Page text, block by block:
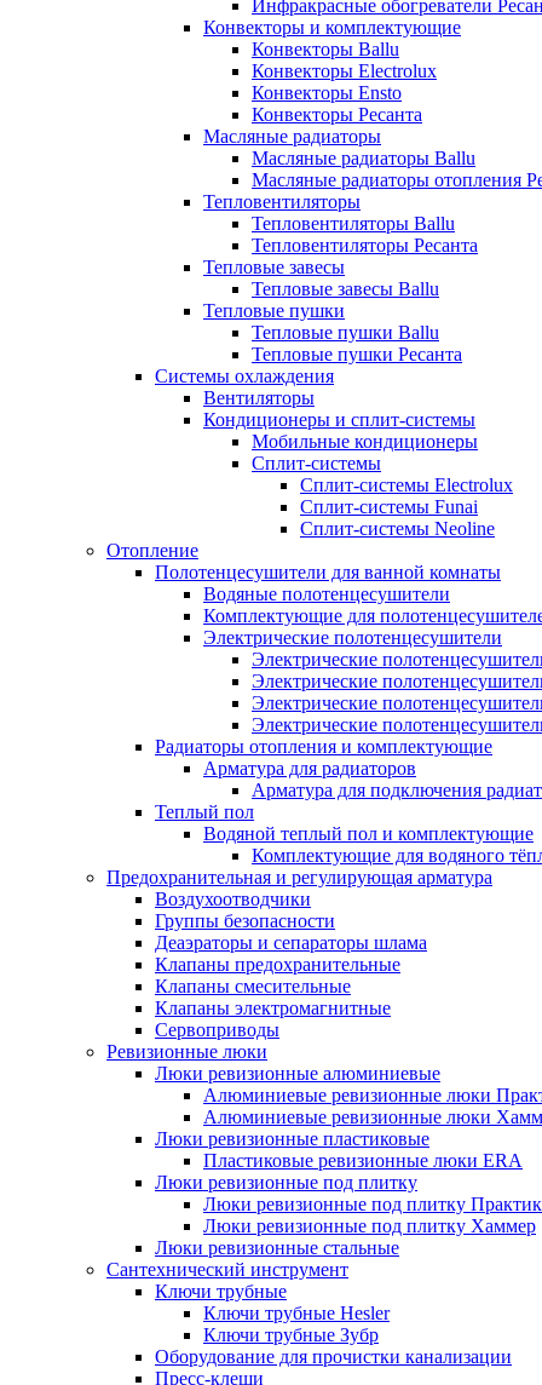
Инфракрасные обогреватели
Конвекторы и комплектующие
Конвекторы Ballu
Конвекторы Electrolux
Конвекторы Ensto
Конвекторы Ресанта
Масляные радиаторы
Масляные радиаторы Ballu
Масляные радиаторы отопления
Тепловентиляторы
Тепловентиляторы Ballu
Тепловентиляторы Ресанта
Тепловые завесы
Тепловые завесы Ballu
Тепловые пушки
Тепловые пушки Ballu
Тепловые пушки Ресанта
Системы охлаждения
Вентиляторы
Кондиционеры и сплит-системы
Мобильные кондиционеры
Сплит-системы
Сплит-системы Electrolux
Сплит-системы Funai
Сплит-системы Neoline
Отопление
Полотенцесушители для ванной комнаты
Водяные полотенцесушители
Комплектующие для
Электрические полотенцесушители
Электрические
Электрические
Электрические
Электрические
Радиаторы отопления и комплектующие
Арматура для радиаторов
Арматура для подключения
Теплый пол
Водяной теплый пол и комплектующие
Комплектующие для водяного
Предохранительная и регулирующая арматура
Воздухоотводчики
Группы безопасности
Деаэраторы и сепараторы шлама
Клапаны предохранительные
Клапаны смесительные
Клапаны электромагнитные
Сервоприводы
Ревизионные люки
Люки ревизионные алюминиевые
Алюминиевые ревизионные люки
Алюминиевые ревизионные люки
Люки ревизионные пластиковые
Пластиковые ревизионные люки ERA
Люки ревизионные под плитку
Люки ревизионные под плитку
Люки ревизионные под плитку Хаммер
Люки ревизионные стальные
Сантехнический инструмент
Ключи трубные
Ключи трубные Hesler
Ключи трубные Зубр
Оборудование для прочистки канализации
Пресс-клещи